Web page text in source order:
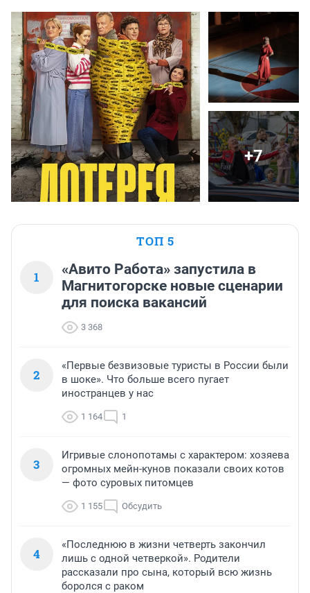
+7
ТОП 5
1
«Авито Работа» запустила в
Магнитогорске новые сценарии
для поиска вакансий
3 368
2
«Первые безвизовые туристы в России были
в шоке». Что больше всего пугает
иностранцев у нас
1 164 1
3
Игривые слонопотамы с характером: хозяева
огромных мейн-кунов показали своих котов
— фото суровых питомцев
1 155 Обсудить
4
«Последнюю в жизни четверть закончил
лишь с одной четверкой». Родители
рассказали про сына, который всю жизнь
боролся с раком